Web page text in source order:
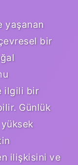
yaşanan
bir
ilgili bir
Günlük
ilişkisini ve